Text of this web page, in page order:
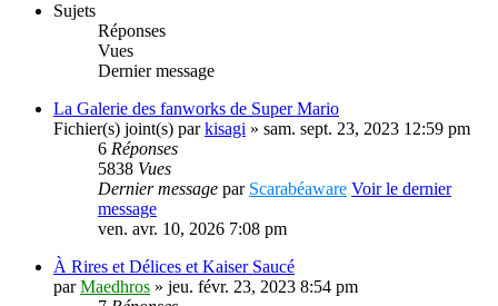
Sujets
Réponses
Vues
Dernier message
La Galerie des fanworks de Super Mario
Fichier(s) joint(s) parkisagi » sam. sept. 23, 2023 12:59 pm
6 Réponses
5838 Vues
Dernier message par Scarabéaware Voir le dernier
message
ven. avr. 10, 2026 7:08 pm
À Rires et Délices et Kaiser Saucé
parMaedhros » jeu. févr. 23, 2023 8:54 pm